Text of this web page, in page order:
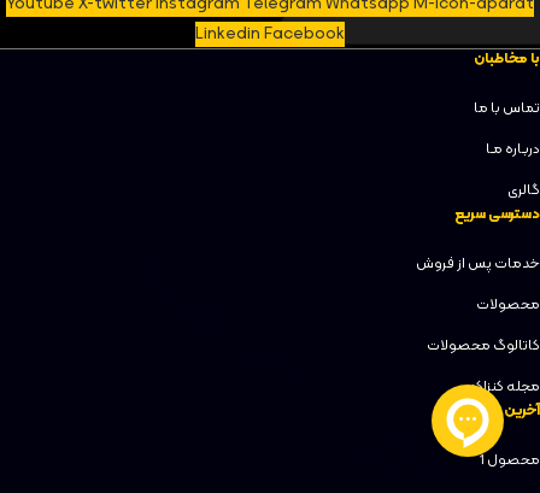
LinkedinFacebook
با مخاطبان
تماس با ما
دربـاره مـا
گالری
دسترسی سریع
خدمات پس از فروش
محصولات
کاتالوگ محصولات
مجله کنزاکس
آخرین محصولات
محصول 1